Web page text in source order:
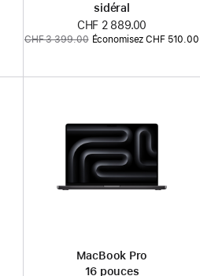
sidéral
Nouveau
prix
CHF 2 889.00
Ancien
CHF 3 399.00 Économisez CHF 510.00
MacBook Pro
16 pouces